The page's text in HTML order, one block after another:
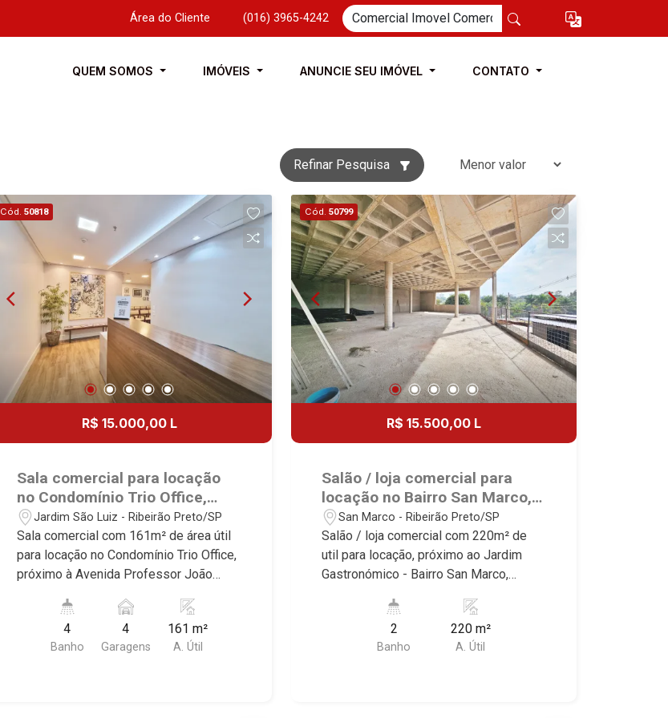
Área do Cliente (016) 3965-4242
QUEM SOMOS IMÓVEIS ANUNCIE SEU IMÓVEL CONTATO
Refinar Pesquisa
Cód. 50818
R$ 15.000,00 L
Sala comercial para locação
no Condomínio Trio Office,
próximo à Avenida Professor
João Fiúsa - Ribeirão Preto/SP.
Jardim São Luiz - Ribeirão Preto/SP
Sala comercial com 161m² de área útil
para locação no Condomínio Trio Office,
próximo à Avenida Professor João
Preto/SP. Conheça as características
deste imóvel que a Martinelli
Imobiliária selecionou para você: -
4
Banho
4
Garagens
161 m²
A. Útil
Cód. 50799
R$ 15.500,00 L
Salão / loja comercial para
locação no Bairro San Marco,
próximo ao Jardim
Gastronómico - Ribeirão
Preto/SP.
San Marco - Ribeirão Preto/SP
Salão / loja comercial com 220m² de
util para locação, próximo ao Jardim
Gastronómico - Bairro San Marco,
características deste imóvel que a
Martinelli Imobiliária selecionou para
2
Banho
220 m²
A. Útil